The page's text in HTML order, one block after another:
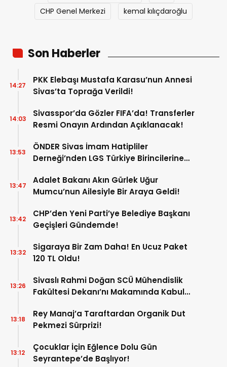
CHP Genel Merkezi
kemal kılıçdaroğlu
Son Haberler
PKK Elebaşı Mustafa Karasu’nun Annesi
Sivas’ta Toprağa Verildi!
14:27
Sivasspor’da Gözler FIFA’da! Transferler
Resmi Onayın Ardından Açıklanacak!
14:03
ÖNDER Sivas İmam Hatipliler
Derneği’nden LGS Türkiye Birincilerine
13:53
Adalet Bakanı Akın Gürlek Uğur
Mumcu’nun Ailesiyle Bir Araya Geldi!
13:47
CHP’den Yeni Parti’ye Belediye Başkanı
Geçişleri Gündemde!
13:42
Sigaraya Bir Zam Daha! En Ucuz Paket
120 TL Oldu!
13:32
Sivaslı Rahmi Doğan SCÜ Mühendislik
Fakültesi Dekanı’nı Makamında Kabul
13:26
Rey Manaj’a Taraftardan Organik Dut
Pekmezi Sürprizi!
13:18
Çocuklar İçin Eğlence Dolu Gün
Seyrantepe’de Başlıyor!
13:12